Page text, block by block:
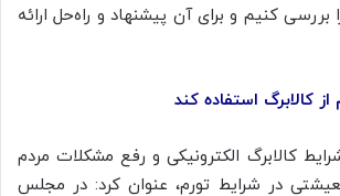
کنیم و برای آن پیشنهاد و راه‌حل ارائه
کالابرگ استفاده کند
کالابرگ الکترونیکی و رفع مشکلات مردم
در شرایط تورم، عنوان کرد: در مجلس